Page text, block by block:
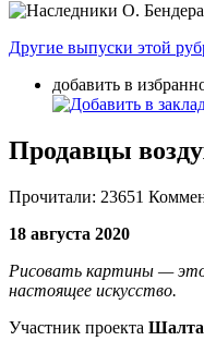
Другие выпуски этой
добавить в
Продавцы
Прочитали: 23651
18 августа 2020
Рисовать картины —
настоящее искусство.
Участник проекта